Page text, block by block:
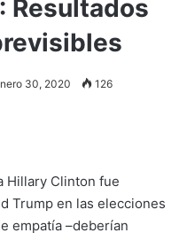
Resultados
30, 2020 126
Hillary Clinton fue
Trump en las elecciones
empatía –deberían